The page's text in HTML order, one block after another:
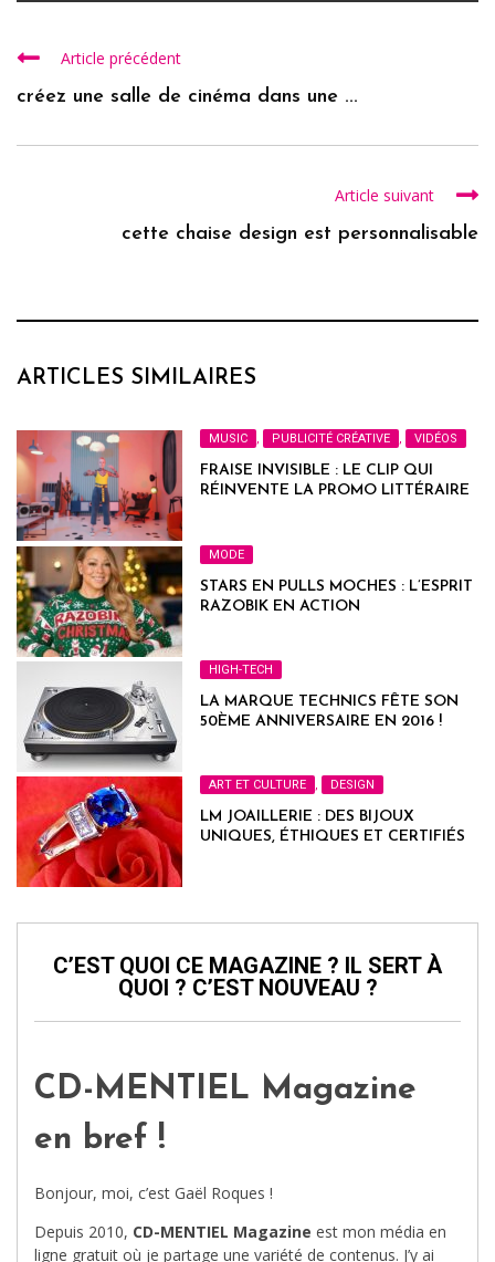
Article précédent
créez une salle de cinéma dans une ...
Article suivant
cette chaise design est personnalisable
ARTICLES SIMILAIRES
MUSIC , PUBLICITÉ CRÉATIVE , VIDÉOS
FRAISE INVISIBLE : LE CLIP QUI
RÉINVENTE LA PROMO LITTÉRAIRE
MODE
STARS EN PULLS MOCHES : L’ESPRIT
RAZOBIK EN ACTION
HIGH-TECH
LA MARQUE TECHNICS FÊTE SON
50ÈME ANNIVERSAIRE EN 2016 !
ART ET CULTURE , DESIGN
LM JOAILLERIE : DES BIJOUX
UNIQUES, ÉTHIQUES ET CERTIFIÉS
C’EST QUOI CE MAGAZINE ? IL SERT À
QUOI ? C’EST NOUVEAU ?
CD-MENTIEL Magazine
en bref !
Bonjour, moi, c’est Gaël Roques !
Depuis 2010, CD-MENTIEL Magazine est mon média en
ligne gratuit où je partage une variété de contenus. J’y ai